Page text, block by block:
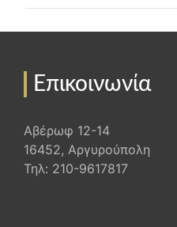
Επικοινωνία
Αβέρωφ 12-14
16452, Αργυρούπολη
Τηλ: 210-9617817